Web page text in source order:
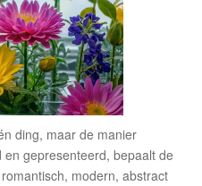
ding, maar de manier
gepresenteerd, bepaalt de
modern, abstract